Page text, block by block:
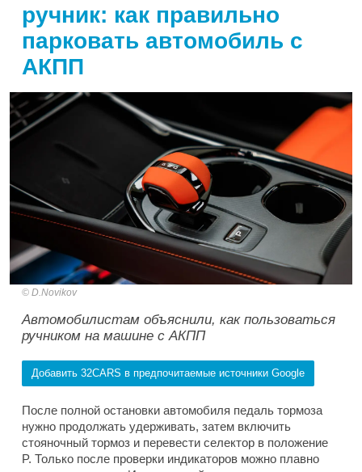
ручник: как правильно
парковать автомобиль с
АКПП
D.Novikov
Автомобилистам объяснили, как пользоваться
ручником на машине с АКПП
Добавить 32CARS в предпочитаемые источники Google
После полной остановки автомобиля педаль тормоза
нужно продолжать удерживать, затем включить
стояночный тормоз и перевести селектор в положение
P. Только после проверки индикаторов можно плавно